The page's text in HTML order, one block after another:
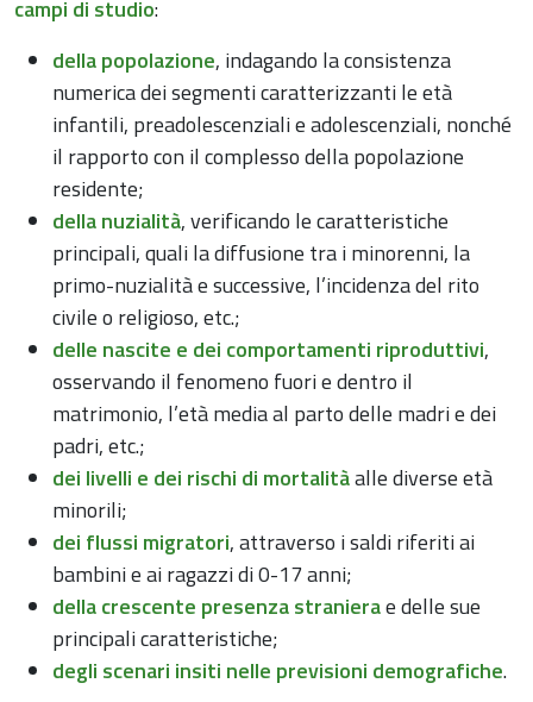
campi di studio:
della popolazione, indagando la consistenza
numerica dei segmenti caratterizzanti le età
infantili, preadolescenziali e adolescenziali, nonché
il rapporto con il complesso della popolazione
residente;
della nuzialità, verificando le caratteristiche
principali, quali la diffusione tra i minorenni, la
primo-nuzialità e successive, l’incidenza del rito
civile o religioso, etc.;
delle nascite e dei comportamenti riproduttivi,
osservando il fenomeno fuori e dentro il
matrimonio, l’età media al parto delle madri e dei
padri, etc.;
dei livelli e dei rischi di mortalitàalle diverse età
minorili;
dei flussi migratori, attraverso i saldi riferiti ai
bambini e ai ragazzi di 0-17 anni;
della crescente presenza stranierae delle sue
principali caratteristiche;
degli scenari insiti nelle previsioni demografiche.